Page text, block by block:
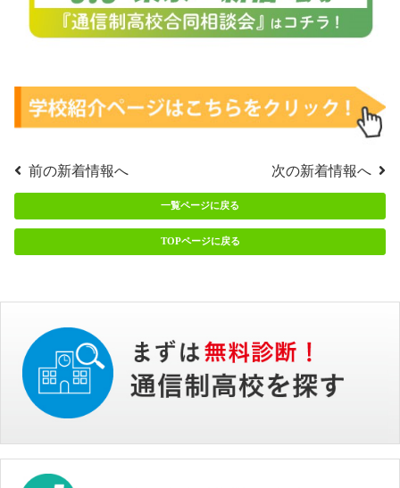
前の新着情報へ 次の新着情報へ
一覧ページに戻る
TOPページに戻る